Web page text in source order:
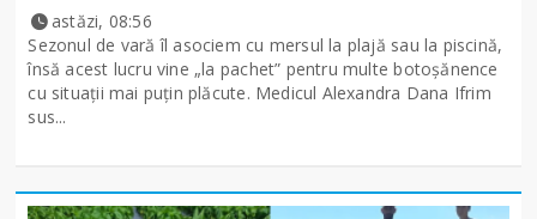
astăzi, 08:56
Sezonul de vară îl asociem cu mersul la plajă sau la piscină,
însă acest lucru vine „la pachet” pentru multe botoșănence
cu situații mai puțin plăcute. Medicul Alexandra Dana Ifrim
sus...